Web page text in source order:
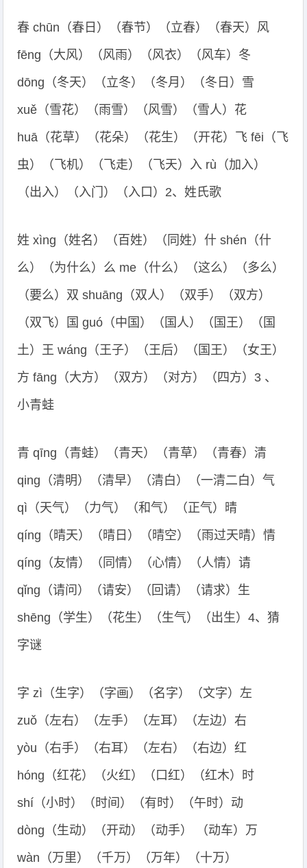
春 chūn（春日）（春节）（立春）（春天）风
fēng（大风）（风雨）（风衣）（风车）冬
dōng（冬天）（立冬）（冬月）（冬日）雪
xuě（雪花）（雨雪）（风雪）（雪人）花
huā（花草）（花朵）（花生）（开花）飞 fēi（飞
虫）（飞机）（飞走）（飞天）入 rù（加入）
（出入）（入门）（入口）2、姓氏歌
姓 xìng（姓名）（百姓）（同姓）什 shén（什
么）（为什么）么 me（什么）（这么）（多么）
（要么）双 shuāng（双人）（双手）（双方）
（双飞）国 guó（中国）（国人）（国王）（国
土）王 wáng（王子）（王后）（国王）（女王）
方 fāng（大方）（双方）（对方）（四方）3 、
小青蛙
青 qīng（青蛙）（青天）（青草）（青春）清
qing（清明）（清早）（清白）（一清二白）气
qì（天气）（力气）（和气）（正气）晴
qíng（晴天）（晴日）（晴空）（雨过天晴）情
qíng（友情）（同情）（心情）（人情）请
qǐng（请问）（请安）（回请）（请求）生
shēng（学生）（花生）（生气）（出生）4、猜
字谜
字 zì（生字）（字画）（名字）（文字）左
zuǒ（左右）（左手）（左耳）（左边）右
yòu（右手）（右耳）（左右）（右边）红
hóng（红花）（火红）（口红）（红木）时
shí（小时）（时间）（有时）（午时）动
dòng（生动）（开动）（动手） （动车）万
wàn（万里）（千万）（万年）（十万）